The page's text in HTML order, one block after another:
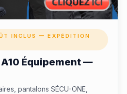
INCLUS — EXPÉDITION
Équipement —
pantalons SÉCU-ONE,